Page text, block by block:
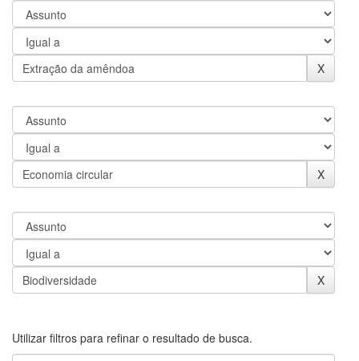
Utilizar filtros para refinar o resultado de busca.